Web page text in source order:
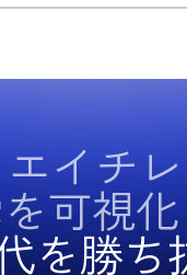
エイチ
可視
を勝ち